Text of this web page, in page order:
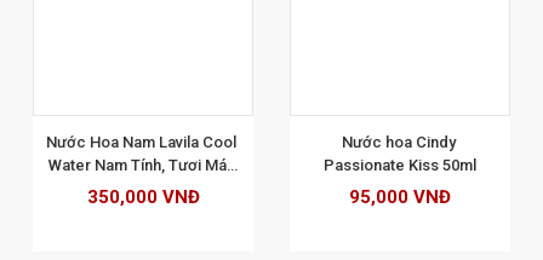
Nước Hoa Nam Lavila Cool
Water Nam Tính, Tươi Mát,
Lôi Cuốn 100ml
350,000 VNĐ
Nước hoa Cindy
Passionate Kiss 50ml
95,000 VNĐ